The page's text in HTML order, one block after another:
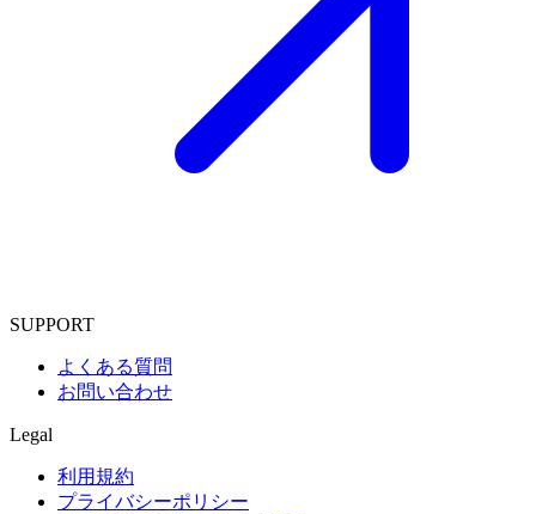
SUPPORT
よくある質問
お問い合わせ
Legal
利用規約
プライバシーポリシー